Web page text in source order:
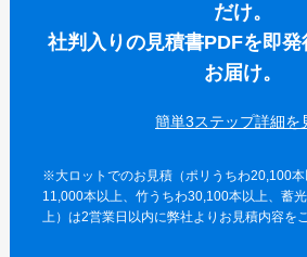
紙うちわ ユニフォーム型
紙うちわ パンダ・くま型
エコ紙うちわ（ジュニア）
エコ紙うちわ（オリジナル）
だけ。
社判入りの見積書PDFを即発
お届け。
簡単3ステップ詳細を
※大ロットでのお見積（ポリうちわ20,100
11,000本以上、竹うちわ30,100本以上、蓄
上）は2営業日以内に弊社よりお見積内容を